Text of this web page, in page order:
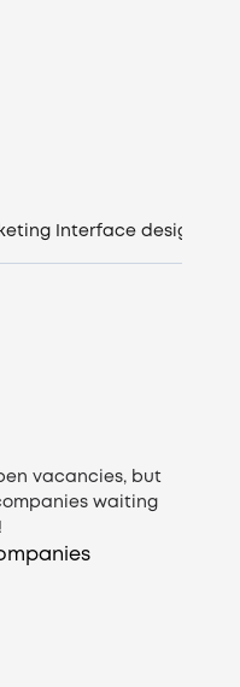
Interface design
vacancies, but
waiting